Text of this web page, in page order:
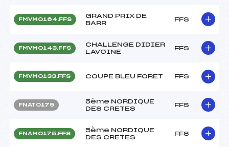
FMVM0164.FFS
GRAND PRIX DE
BARR
FFS
FMVM0143.FFS
CHALLENGE DIDIER
LAVOINE
FFS
FMVM0133.FFS COUPE BLEU FORET FFS
FNAT0175
5ème NORDIQUE
DES CRETES
FFS
FNAM0175.FFS
5ème NORDIQUE
DES CRETES
FFS